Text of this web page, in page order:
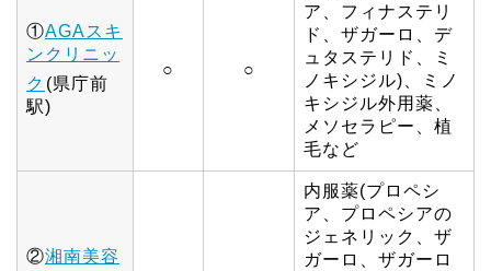
①AGAスキ
ンクリニッ
ク (県庁前
駅)
○ ○
ア、フィナステリ
ド、ザガーロ、デ
ュタステリド、ミ
ノキシジル)、ミノ
キシジル外用薬、
メソセラピー、植
毛など
②湘南美容
内服薬(プロペシ
ア、プロペシアの
ジェネリック、ザ
ガーロ、ザガーロ